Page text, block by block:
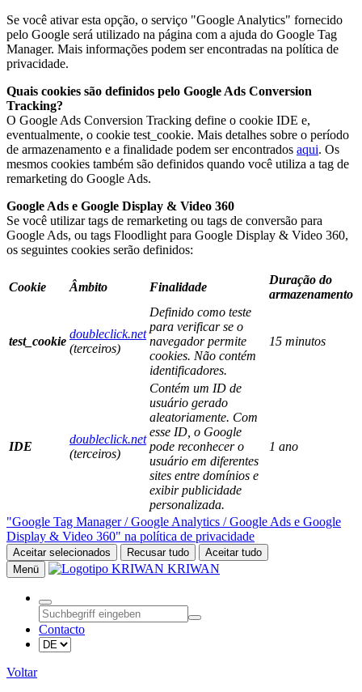
Se você ativar esta opção, o serviço "Google Analytics" fornecido
pelo Google será utilizado na página com a ajuda do Google Tag
Manager. Mais informações podem ser encontradas na política de
privacidade.
Quais cookies são definidos pelo Google Ads Conversion
Tracking?
O Google Ads Conversion Tracking define o cookie IDE e,
eventualmente, o cookie test_cookie. Mais detalhes sobre o período
de armazenamento e a finalidade podem ser encontrados aqui. Os
mesmos cookies também são definidos quando você utiliza a tag de
remarketing do Google Ads.
Google Ads e Google Display & Video 360
Se você utilizar tags de remarketing ou tags de conversão para
Google Ads, ou tags Floodlight para Google Display & Video 360,
os seguintes cookies serão definidos:
Cookie Âmbito Finalidade
Duração do
armazenamento
test_cookie
doubleclick.net
(terceiros)
Definido como teste
para verificar se o
navegador permite
cookies. Não contém
identificadores.
15 minutos
IDE
doubleclick.net
(terceiros)
Contém um ID de
usuário gerado
aleatoriamente. Com
esse ID, o Google
pode reconhecer o
usuário em diferentes
sites entre domínios e
exibir publicidade
personalizada.
1 ano
"Google Tag Manager / Google Analytics / Google Ads e Google
Display & Video 360" na política de privacidade
Aceitar selecionados Recusar tudo
Aceitar tudo
Menü
KRIWAN
Contacto
Voltar